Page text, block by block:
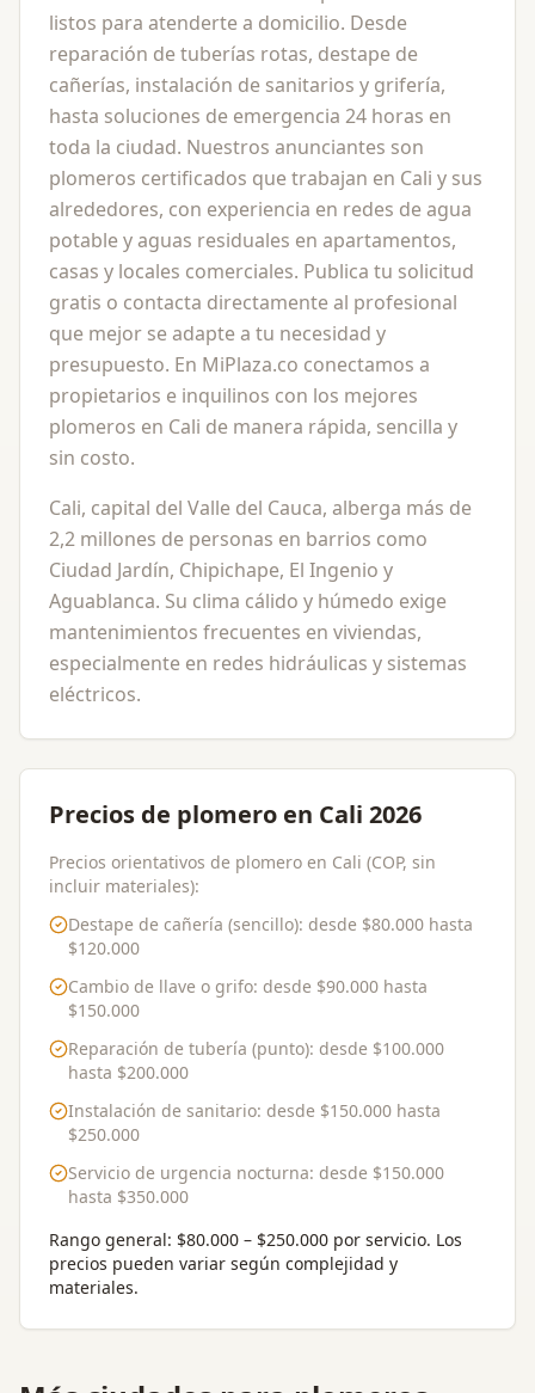
listos para atenderte a domicilio. Desde
reparación de tuberías rotas, destape de
cañerías, instalación de sanitarios y grifería,
hasta soluciones de emergencia 24 horas en
toda la ciudad. Nuestros anunciantes son
plomeros certificados que trabajan en Cali y sus
alrededores, con experiencia en redes de agua
potable y aguas residuales en apartamentos,
casas y locales comerciales. Publica tu solicitud
gratis o contacta directamente al profesional
que mejor se adapte a tu necesidad y
presupuesto. En MiPlaza.co conectamos a
propietarios e inquilinos con los mejores
plomeros en Cali de manera rápida, sencilla y
sin costo.
Cali, capital del Valle del Cauca, alberga más de
2,2 millones de personas en barrios como
Ciudad Jardín, Chipichape, El Ingenio y
Aguablanca. Su clima cálido y húmedo exige
mantenimientos frecuentes en viviendas,
especialmente en redes hidráulicas y sistemas
eléctricos.
Precios de plomero en Cali 2026
Precios orientativos de plomero en Cali (COP, sin
incluir materiales):
Destape de cañería (sencillo): desde $80.000 hasta
$120.000
Cambio de llave o grifo: desde $90.000 hasta
$150.000
Reparación de tubería (punto): desde $100.000
hasta $200.000
Instalación de sanitario: desde $150.000 hasta
$250.000
Servicio de urgencia nocturna: desde $150.000
hasta $350.000
Rango general: $80.000 – $250.000 por servicio. Los
precios pueden variar según complejidad y
materiales.